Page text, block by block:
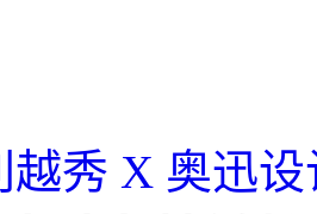
越秀 X 奥迅